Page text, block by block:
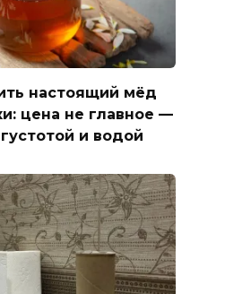
настоящий мёд
цена не главное —
и водой